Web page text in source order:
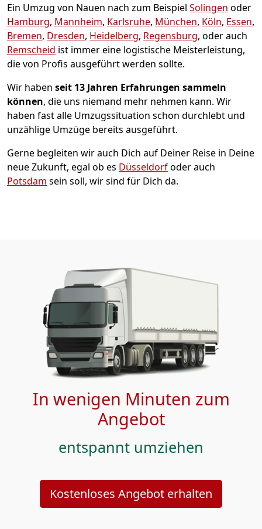
Ein Umzug von Nauen nach zum Beispiel Solingen oder
Hamburg, Mannheim, Karlsruhe, München, Köln, Essen,
Bremen, Dresden, Heidelberg, Regensburg, oder auch
Remscheid ist immer eine logistische Meisterleistung,
die von Profis ausgeführt werden sollte.
Wir haben seit 13 Jahren Erfahrungen sammeln
können, die uns niemand mehr nehmen kann. Wir
haben fast alle Umzugssituation schon durchlebt und
unzählige Umzüge bereits ausgeführt.
Gerne begleiten wir auch Dich auf Deiner Reise in Deine
neue Zukunft, egal ob es Düsseldorfoder auch
Potsdam sein soll, wir sind für Dich da.
In wenigen Minuten zum
Angebot
entspannt umziehen
Kostenloses Angebot erhalten